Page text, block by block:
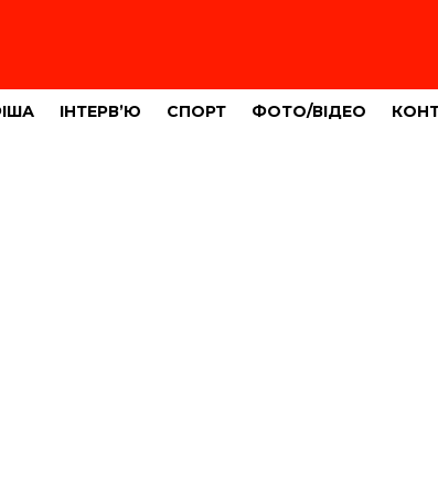
ІНТЕРВ’Ю СПОРТ ФОТО/ВІДЕО